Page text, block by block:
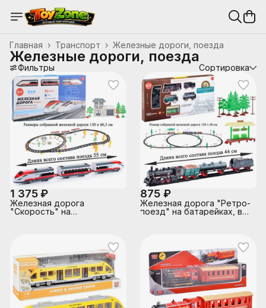
Железные дороги, поезда
Транспорт ›
Главная ›
Железные дороги, поезда
Фильтры Сортировка
1 375 ₽
Железная дорога
"Скорость" на
875 ₽
Железная дорога "Ретро-
поезд" на батарейках, в